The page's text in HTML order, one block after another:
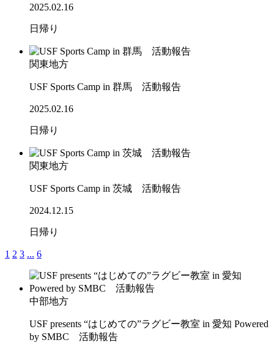
2025.02.16
日帰り
関東地方
USF Sports Camp in 群馬 活動報告
2025.02.16
日帰り
関東地方
USF Sports Camp in 茨城 活動報告
2024.12.15
日帰り
1 2 3 ... 6
中部地方
USF presents “はじめての”ラグビー教室 in 愛知 Powered
by SMBC 活動報告